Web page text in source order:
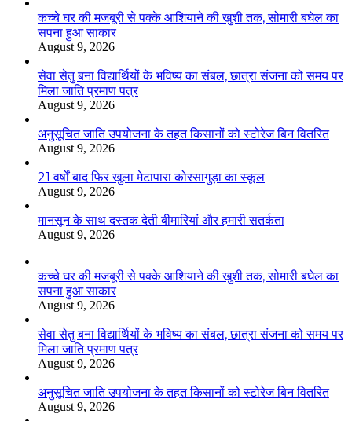
कच्चे घर की मजबूरी से पक्के आशियाने की खुशी तक, सोमारी बघेल का
सपना हुआ साकार
August 9, 2026
सेवा सेतु बना विद्यार्थियों के भविष्य का संबल, छात्रा संजना को समय पर
मिला जाति प्रमाण पत्र
August 9, 2026
अनुसूचित जाति उपयोजना के तहत किसानों को स्टोरेज बिन वितरित
August 9, 2026
21 वर्षों बाद फिर खुला मेटापारा कोरसागुड़ा का स्कूल
August 9, 2026
मानसून के साथ दस्तक देती बीमारियां और हमारी सतर्कता
August 9, 2026
कच्चे घर की मजबूरी से पक्के आशियाने की खुशी तक, सोमारी बघेल का
सपना हुआ साकार
August 9, 2026
सेवा सेतु बना विद्यार्थियों के भविष्य का संबल, छात्रा संजना को समय पर
मिला जाति प्रमाण पत्र
August 9, 2026
अनुसूचित जाति उपयोजना के तहत किसानों को स्टोरेज बिन वितरित
August 9, 2026